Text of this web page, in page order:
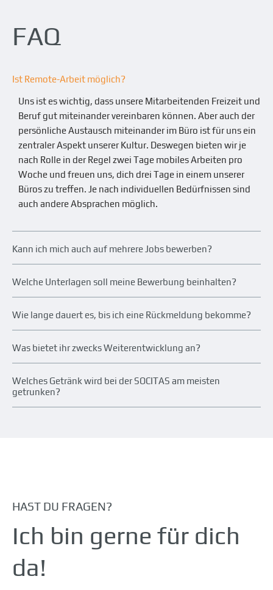
FAQ
Ist Remote-Arbeit möglich?
Uns ist es wichtig, dass unsere Mitarbeitenden Freizeit und
Beruf gut miteinander vereinbaren können. Aber auch der
persönliche Austausch miteinander im Büro ist für uns ein
zentraler Aspekt unserer Kultur. Deswegen bieten wir je
nach Rolle in der Regel zwei Tage mobiles Arbeiten pro
Woche und freuen uns, dich drei Tage in einem unserer
Büros zu treffen. Je nach individuellen Bedürfnissen sind
auch andere Absprachen möglich.
Kann ich mich auch auf mehrere Jobs bewerben?
Welche Unterlagen soll meine Bewerbung beinhalten?
Wie lange dauert es, bis ich eine Rückmeldung bekomme?
Was bietet ihr zwecks Weiterentwicklung an?
Welches Getränk wird bei der SOCITAS am meisten
getrunken?
HAST DU FRAGEN?
Ich bin gerne für dich
da!